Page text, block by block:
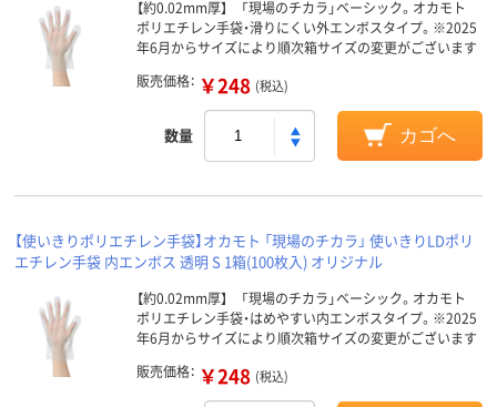
【約0.02mm厚】 「現場のチカラ」ベーシック。オカモト
ポリエチレン手袋・滑りにくい外エンボスタイプ。※2025
年6月からサイズにより順次箱サイズの変更がございます
販売価格： ￥248 (税込)
数量 カゴへ
【使いきりポリエチレン手袋】オカモト 「現場のチカラ」 使いきりLDポリ
エチレン手袋 内エンボス 透明 S 1箱(100枚入) オリジナル
【約0.02mm厚】 「現場のチカラ」ベーシック。オカモト
ポリエチレン手袋・はめやすい内エンボスタイプ。※2025
年6月からサイズにより順次箱サイズの変更がございます
販売価格： ￥248 (税込)